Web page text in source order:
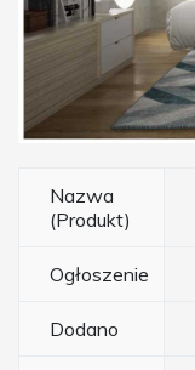
Nazwa
(Produkt)
Ogłoszenie
Dodano